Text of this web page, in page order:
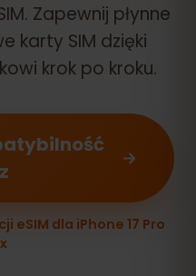
Zapewnij płynne
karty SIM dzięki
krok po kroku.
dla iPhone 17 Pro